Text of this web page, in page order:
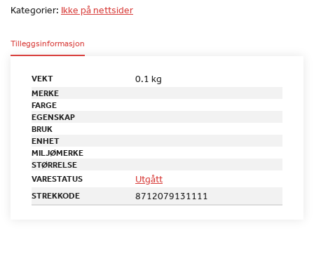
Kategorier: Ikke på nettsider
Tilleggsinformasjon
VEKT 0.1 kg
MERKE
FARGE
EGENSKAP
BRUK
ENHET
MILJØMERKE
STØRRELSE
VARESTATUS
Utgått
STREKKODE 8712079131111